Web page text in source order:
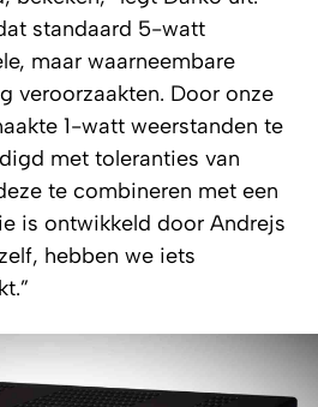
standaard 5-watt
maar waarneembare
veroorzaakten. Door onze
1-watt weerstanden te
met toleranties van
te combineren met een
is ontwikkeld door Andrejs
hebben we iets